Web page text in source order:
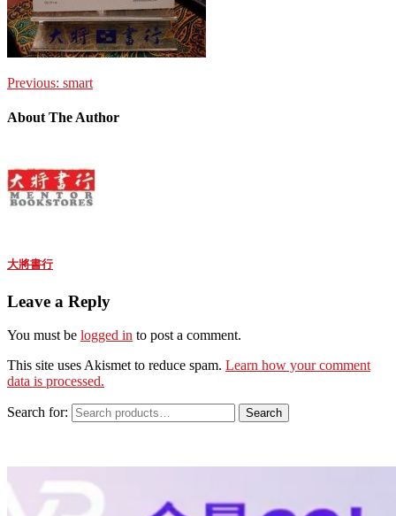
Previous: smart
About The Author
大將書行
Leave a Reply
You must be logged in to post a comment.
This site uses Akismet to reduce spam. Learn how your comment
data is processed.
Search for: Search